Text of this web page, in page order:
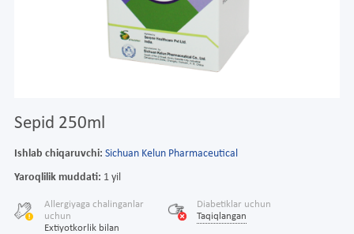
Sepid 250ml
Ishlab chiqaruvchi: Sichuan Kelun Pharmaceutical
Yaroqlilik muddati: 1 yil
Allergiyaga chalinganlar
uchun
Extiyotkorlik bilan
Diabetiklar uchun
Taqiqlangan